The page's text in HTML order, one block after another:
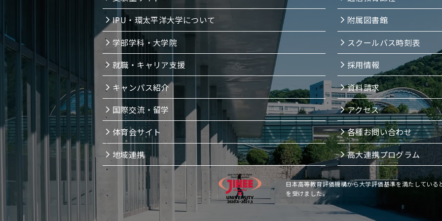
IPU・環太平洋大学について
学部学科・大学院
就職・キャリア支援
キャンパス紹介
国際交流・留学
体育会サイト
地域連携
附属図書館
スクールバス時刻表
採用情報
資料請求
アクセス
各種お問い合わせ
高大連携プログラム
日本高等教育評価機構から大学評価基準を満たしている
を受けました。